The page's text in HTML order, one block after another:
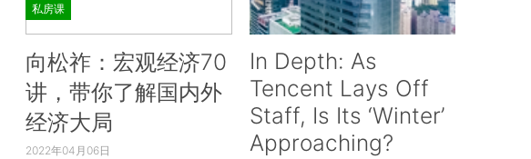
私房课
向松祚：宏观经济70
讲，带你了解国内外
经济大局
2022年04月06日
In Depth: As
Tencent Lays Off
Staff, Is Its ‘Winter’
Approaching?